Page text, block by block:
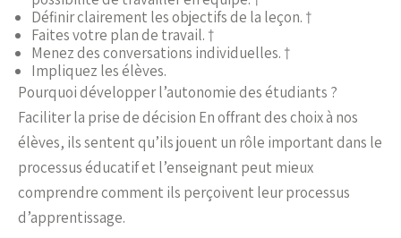
Définir clairement les objectifs de la leçon. †
Faites votre plan de travail. †
Menez des conversations individuelles. †
Impliquez les élèves.
Pourquoi développer l’autonomie des étudiants ?
Faciliter la prise de décision En offrant des choix à nos
élèves, ils sentent qu’ils jouent un rôle important dans le
processus éducatif et l’enseignant peut mieux
comprendre comment ils perçoivent leur processus
d’apprentissage.